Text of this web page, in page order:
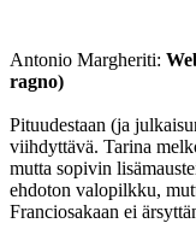
Antonio Margheriti:
ragno)
Pituudestaan (ja
viihdyttävä. Tarina
mutta sopivin
ehdoton valopilkku,
Franciosakaan ei